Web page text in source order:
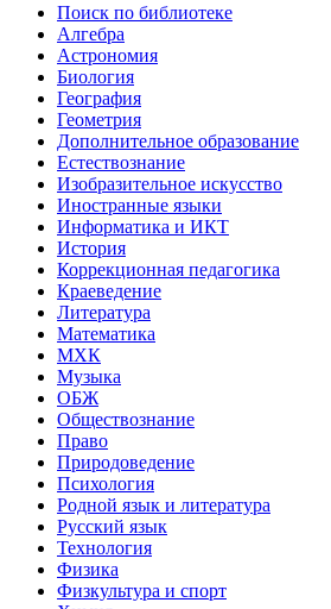
Поиск по библиотеке
Алгебра
Астрономия
Биология
География
Геометрия
Дополнительное образование
Естествознание
Изобразительное искусство
Иностранные языки
Информатика и ИКТ
История
Коррекционная педагогика
Краеведение
Литература
Математика
МХК
Музыка
ОБЖ
Обществознание
Право
Природоведение
Психология
Родной язык и литература
Русский язык
Технология
Физика
Физкультура и спорт